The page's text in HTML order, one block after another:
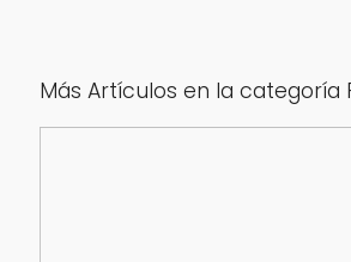
Más Artículos en la categoría